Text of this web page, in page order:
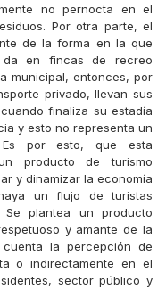
no pernocta en el
Por otra parte, el
de la forma en la que
en fincas de recreo
municipal, entonces, por
privado, llevan sus
finaliza su estadía
y esto no representa un
por esto, que esta
producto de turismo
y dinamizar la economía
un flujo de turistas
Se plantea un producto
y amante de la
la percepción de
o indirectamente en el
sector público y